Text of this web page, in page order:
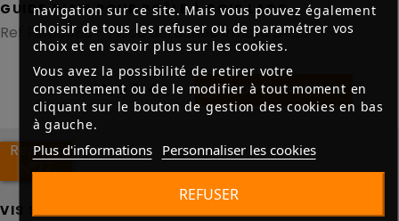
navigation sur ce site. Mais vous pouvez également
choisir de tous les refuser ou de paramétrer vos
choix et en savoir plus sur les cookies.
Vous avez la possibilité de retirer votre
consentement ou de le modifier à tout moment en
cliquant sur le bouton de gestion des cookies en bas
à gauche.
Plus d'informations Personnaliser les cookies
REFUSER
GUIDE D’AIR POUR POÊLE À BOIS LAOS
Ref F610558B - Pièce détachée Invicta LAOS
41,00 € AJOUTER AU PANIER
Repère
N°27
VIS SANS TÊTE DE 6X8 POUR POÊLE À BOIS LAOS